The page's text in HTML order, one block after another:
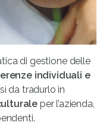
di gestione delle
individuali e
da tradurlo in
per l’azienda,